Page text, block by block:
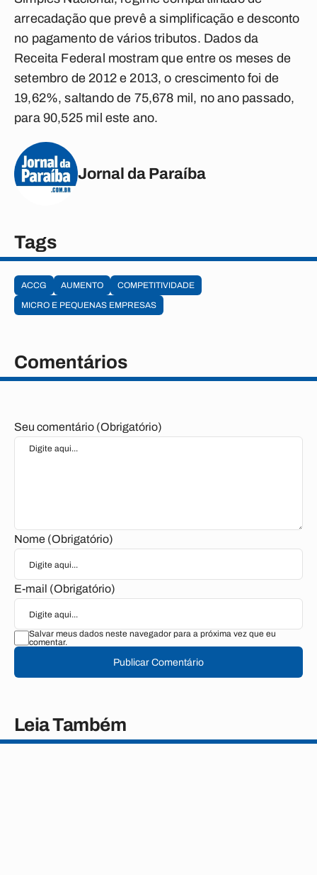
arrecadação que prevê a simplificação e desconto
no pagamento de vários tributos. Dados da
Receita Federal mostram que entre os meses de
setembro de 2012 e 2013, o crescimento foi de
19,62%, saltando de 75,678 mil, no ano passado,
para 90,525 mil este ano.
Jornal da Paraíba
Tags
ACCG AUMENTO
COMPETITIVIDADE
MICRO E PEQUENAS EMPRESAS
Comentários
Seu comentário (Obrigatório)
Nome (Obrigatório)
E-mail (Obrigatório)
Salvar meus dados neste navegador para a próxima vez que eu
comentar.
Publicar Comentário
Leia Também